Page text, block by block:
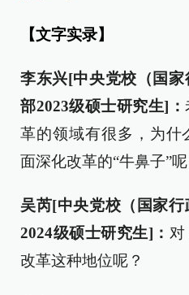
【文字实录】
李东兴[中央党校（国
部2023级硕士研究生]：
革的领域有很多，为什
面深化改革的“牛鼻子”呢
吴芮[中央党校（国家
2024级硕士研究生]： 对
改革这种地位呢？